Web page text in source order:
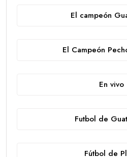
El campeón
El Campeón
En vivo
Futbol de
Fútbol de